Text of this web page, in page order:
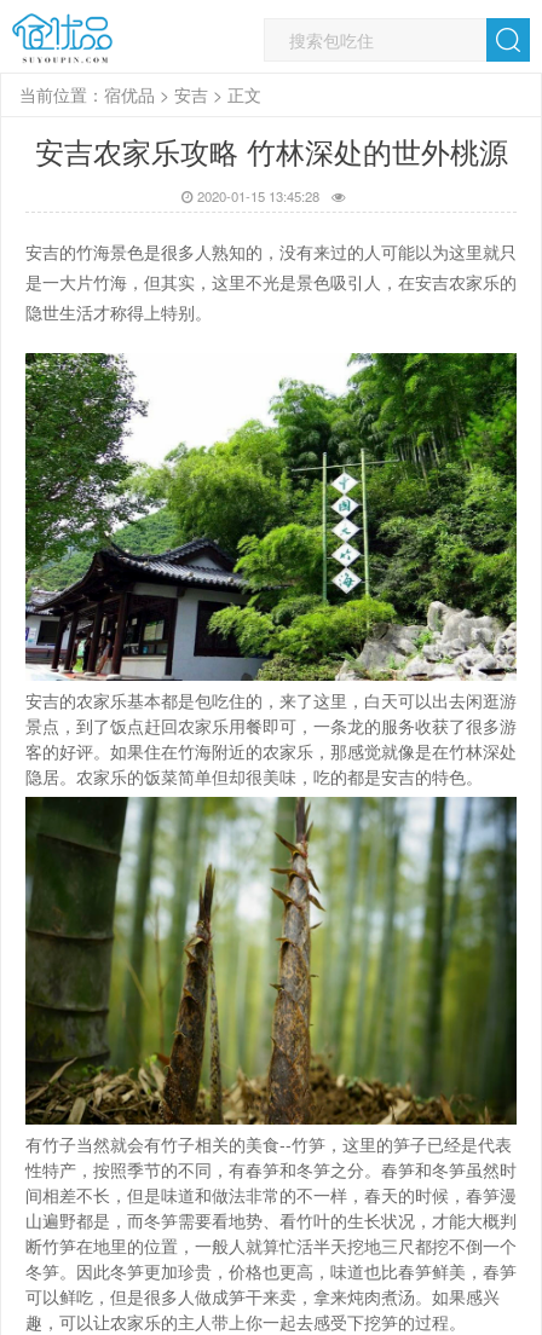
当前位置： 宿优品 > 安吉 > 正文
安吉农家乐攻略 竹林深处的世外桃源
2020-01-15 13:45:28
安吉的竹海景色是很多人熟知的，没有来过的人可能以为这里就只
是一大片竹海，但其实，这里不光是景色吸引人，在安吉农家乐的
隐世生活才称得上特别。
安吉的农家乐基本都是包吃住的，来了这里，白天可以出去闲逛游
景点，到了饭点赶回农家乐用餐即可，一条龙的服务收获了很多游
客的好评。如果住在竹海附近的农家乐，那感觉就像是在竹林深处
隐居。农家乐的饭菜简单但却很美味，吃的都是安吉的特色。
有竹子当然就会有竹子相关的美食--竹笋，这里的笋子已经是代表
性特产，按照季节的不同，有春笋和冬笋之分。春笋和冬笋虽然时
间相差不长，但是味道和做法非常的不一样，春天的时候，春笋漫
山遍野都是，而冬笋需要看地势、看竹叶的生长状况，才能大概判
断竹笋在地里的位置，一般人就算忙活半天挖地三尺都挖不倒一个
冬笋。因此冬笋更加珍贵，价格也更高，味道也比春笋鲜美，春笋
可以鲜吃，但是很多人做成笋干来卖，拿来炖肉煮汤。如果感兴
趣，可以让农家乐的主人带上你一起去感受下挖笋的过程。